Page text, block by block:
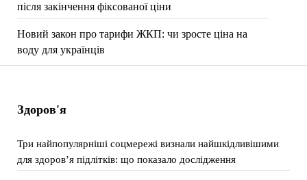
після закінчення фіксованої ціни
Новий закон про тарифи ЖКП: чи зросте ціна на
воду для українців
Здоров'я
Три найпопулярніші соцмережі визнали найшкідливішими
для здоров’я підлітків: що показало дослідження